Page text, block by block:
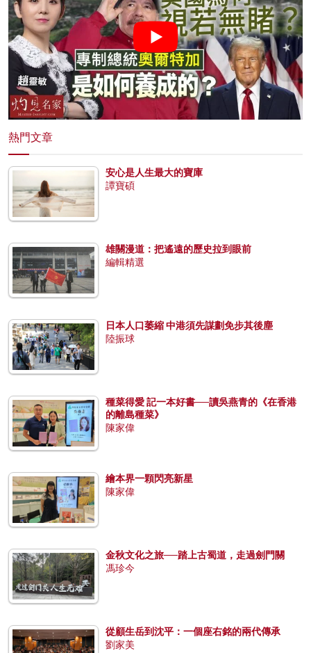
熱門文章
安心是人生最大的寶庫
譚寶碩
雄關漫道：把遙遠的歷史拉到眼前
編輯精選
日本人口萎縮 中港須先謀劃免步其後塵
陸振球
種菜得愛 記一本好書──讀吳燕青的《在香港
的離島種菜》
陳家偉
繪本界一顆閃亮新星
陳家偉
金秋文化之旅──踏上古蜀道，走過劍門關
馮珍今
從顧生岳到沈平：一個座右銘的兩代傳承
劉家美